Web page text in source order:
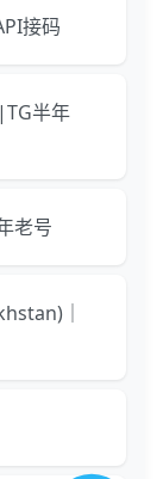
接码
半年
老号
｜